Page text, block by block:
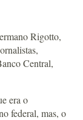
Rigotto,
Central,
era o
federal, mas, o